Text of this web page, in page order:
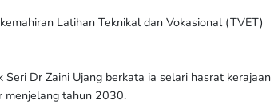
Latihan Teknikal dan Vokasional (TVET)
Dr Zaini Ujang berkata ia selari hasrat kerajaan
menjelang tahun 2030.